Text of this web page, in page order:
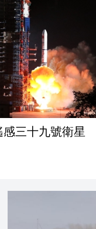
三十九號衛星